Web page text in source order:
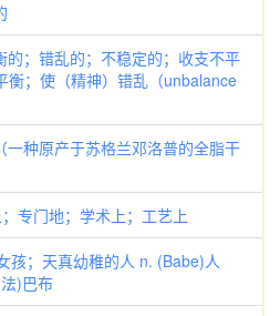
错乱的；不稳定的；收支不平
衡；使（精神）错乱（unbalance
原产于苏格兰邓洛普的全脂干
门地；学术上；工艺上
；天真幼稚的人 n. (Babe)人
)巴布